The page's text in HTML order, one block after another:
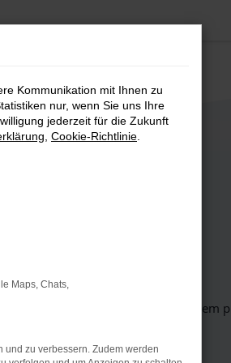
anderen Browser oder in einem
Kommunikation mit Ihnen zu
nur, wenn Sie uns Ihre
jederzeit für die Zukunft
Cookie-Richtlinie
Maps, Chats,
und zu verbessern. Zudem werden